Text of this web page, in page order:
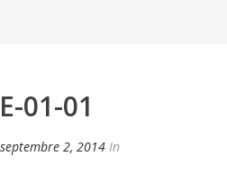
01-01
septembre 2, 2014 In